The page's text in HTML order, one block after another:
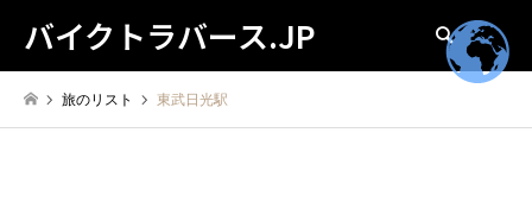
バイクトラバース.JP 検索
旅のリスト 東武日光駅